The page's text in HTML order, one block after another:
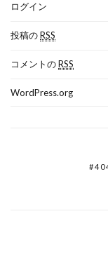
ログイン
投稿のRSS
コメントのRSS
WordPress.org